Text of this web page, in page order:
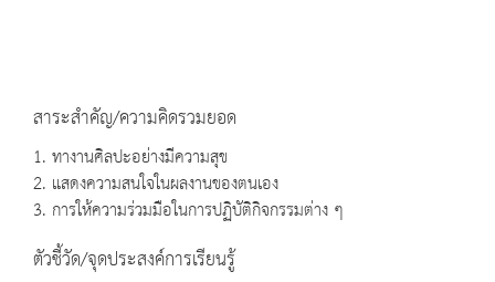
สาระสำคัญ/ความคิดรวมยอด
1. ทางานศิลปะอย่างมีความสุข
2. แสดงความสนใจในผลงานของตนเอง
3. การให้ความร่วมมือในการปฏิบัติกิจกรรมต่าง ๆ
ตัวชี้วัด/จุดประสงค์การเรียนรู้